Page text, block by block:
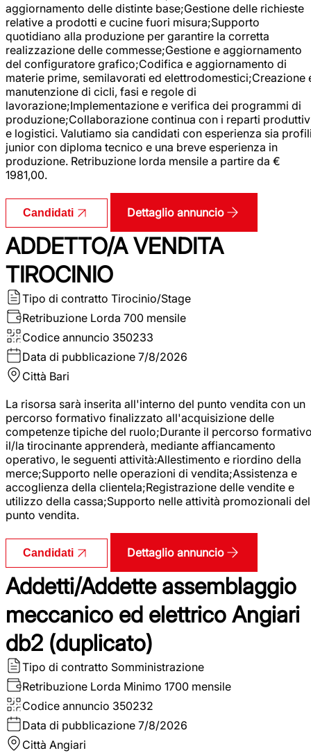
aggiornamento delle distinte base;Gestione delle richieste
relative a prodotti e cucine fuori misura;Supporto
quotidiano alla produzione per garantire la corretta
realizzazione delle commesse;Gestione e aggiornamento
del configuratore grafico;Codifica e aggiornamento di
materie prime, semilavorati ed elettrodomestici;Creazione
manutenzione di cicli, fasi e regole di
lavorazione;Implementazione e verifica dei programmi di
produzione;Collaborazione continua con i reparti
e logistici. Valutiamo sia candidati con esperienza sia
junior con diploma tecnico e una breve esperienza in
produzione. Retribuzione lorda mensile a partire da €
1981,00.
Candidati Dettaglio annuncio
ADDETTO/A VENDITA
TIROCINIO
Tipo di contratto Tirocinio/Stage
Retribuzione Lorda 700 mensile
Codice annuncio 350233
Data di pubblicazione 7/8/2026
Città Bari
La risorsa sarà inserita all'interno del punto vendita con un
percorso formativo finalizzato all'acquisizione delle
competenze tipiche del ruolo;Durante il percorso
il/la tirocinante apprenderà, mediante affiancamento
operativo, le seguenti attività:Allestimento e riordino della
merce;Supporto nelle operazioni di vendita;Assistenza e
accoglienza della clientela;Registrazione delle vendite e
utilizzo della cassa;Supporto nelle attività promozionali del
punto vendita.
Candidati Dettaglio annuncio
Addetti/Addette assemblaggio
meccanico ed elettrico Angiari
db2 (duplicato)
Tipo di contratto Somministrazione
Retribuzione Lorda Minimo 1700 mensile
Codice annuncio 350232
Data di pubblicazione 7/8/2026
Città Angiari